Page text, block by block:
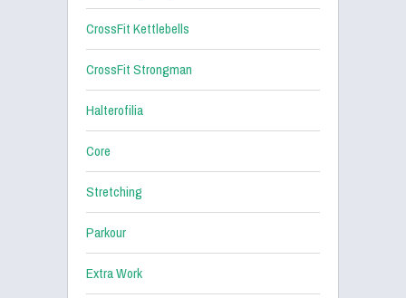
CrossFit Kettlebells
CrossFit Strongman
Halterofilia
Core
Stretching
Parkour
Extra Work